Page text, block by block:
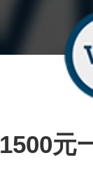
1500元